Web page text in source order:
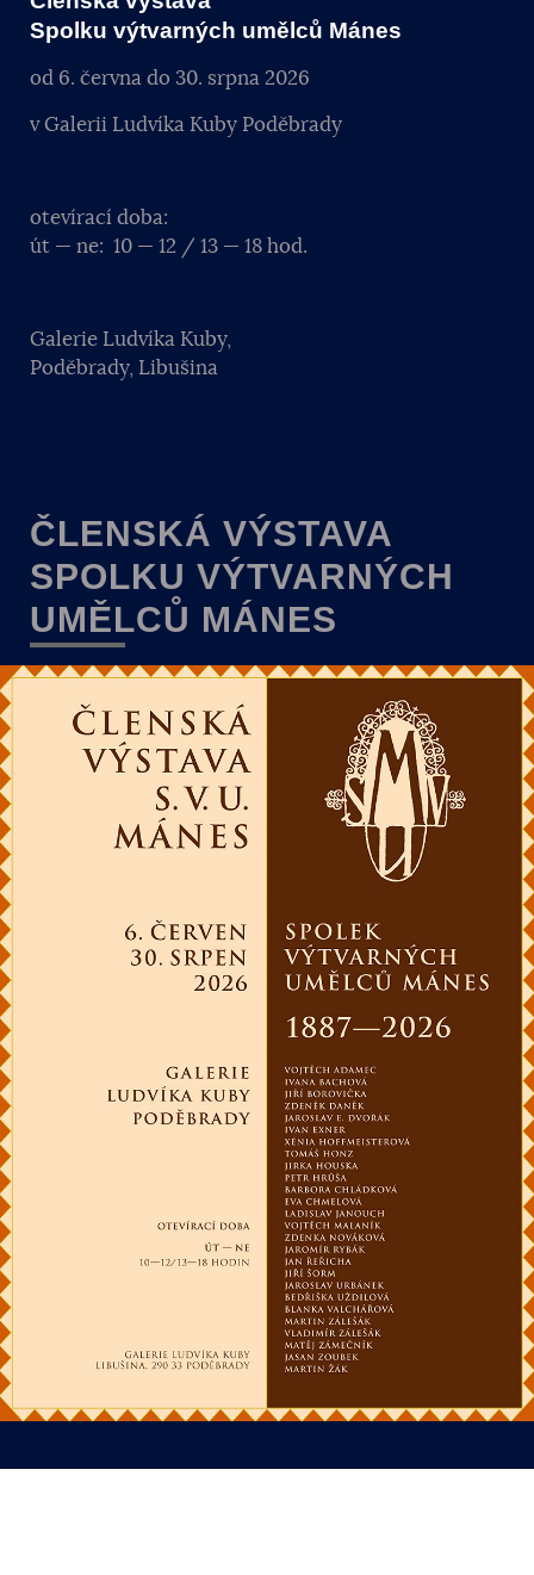
Spolku výtvarných umělců Mánes
od 6. června do 30. srpna 2026
v Galerii Ludvíka Kuby Poděbrady
otevírací doba:
út — ne: 10 — 12 / 13 — 18 hod.
Galerie Ludvíka Kuby,
Poděbrady, Libušina
ČLENSKÁ VÝSTAVA
SPOLKU VÝTVARNÝCH
UMĚLCŮ MÁNES